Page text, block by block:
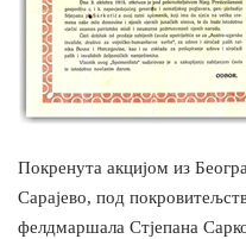
Покренута акцијом из
Сарајево, под
фелдмаршала Стјепана